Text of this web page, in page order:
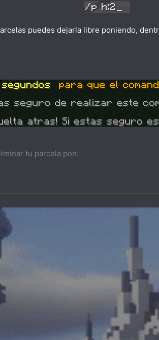
puedes dejarla libre poniendo,
tu parcela pon: